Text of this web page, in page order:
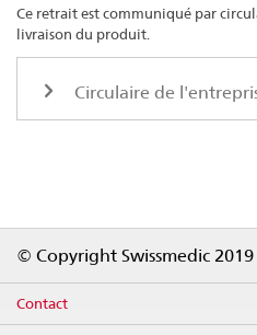
Ce retrait est communiqué par
livraison du produit.
Circulaire de
© Copyright Swissmedic 2019
Contact